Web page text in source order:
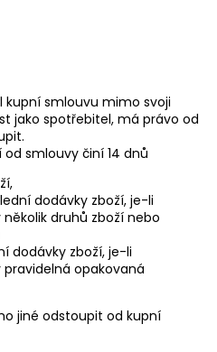
kupní smlouvu mimo svoji
jako spotřebitel, má právo od
smlouvy činí 14 dnů
dodávky zboží, je-li
druhů zboží nebo
dodávky zboží, je-li
opakovaná
jiné odstoupit od kupní